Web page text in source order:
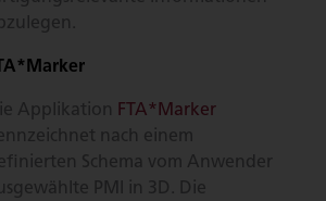
Applikation FTA*Marker
nach einem
Schema vom Anwender
PMI in 3D. Die